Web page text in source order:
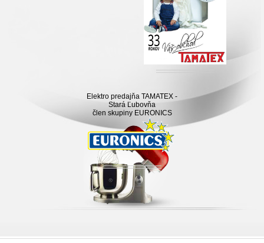
Elektro predajňa TAMATEX -
Stará Ľubovňa
člen skupiny EURONICS